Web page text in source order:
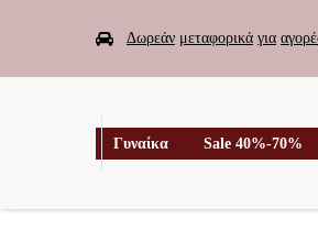
 Δωρεάν μεταφορικά για
Γυναίκα Sale 40%-70%